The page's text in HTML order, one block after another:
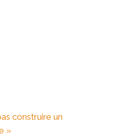
construire un
»